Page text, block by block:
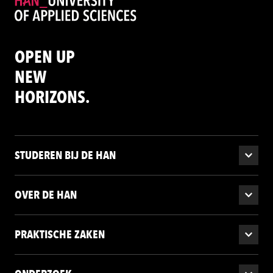
OPEN UP
NEW
HORIZONS.
STUDEREN BIJ DE HAN
OVER DE HAN
PRAKTISCHE ZAKEN